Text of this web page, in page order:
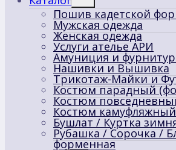
меню
Пошив кадетской
Мужская одежда
Женская одежда
Услуги ателье АРИ
Амуниция и
Нашивки и Вышивка
Трикотаж-Майки и
Костюм парадный
Костюм
Костюм
Бушлат / Куртка
Рубашка / Сорочка /
форменная